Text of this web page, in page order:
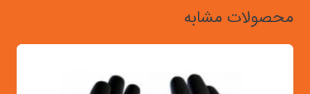
محصولات مشابه